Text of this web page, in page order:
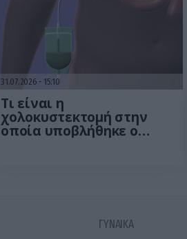
31.07.2026 15:10
Τι είναι η
χολοκυστεκτομή στην
οποία υποβλήθηκε ο
ΓΥΝΑΙΚΑ